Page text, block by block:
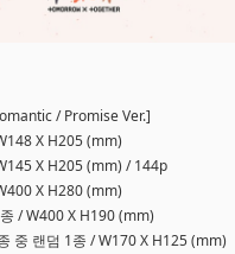
/ Promise Ver.]
X H205 (mm)
X H205 (mm) / 144p
X H280 (mm)
/ W400 X H190 (mm)
중 랜덤 1종 / W170 X H125 (mm)